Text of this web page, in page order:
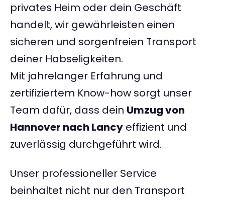
privates Heim oder dein Geschäft
handelt, wir gewährleisten einen
sicheren und sorgenfreien Transport
deiner Habseligkeiten.
Mit jahrelanger Erfahrung und
zertifiziertem Know-how sorgt unser
Team dafür, dass dein Umzug von
Hannover nach Lancy effizient und
zuverlässig durchgeführt wird.
Unser professioneller Service
beinhaltet nicht nur den Transport